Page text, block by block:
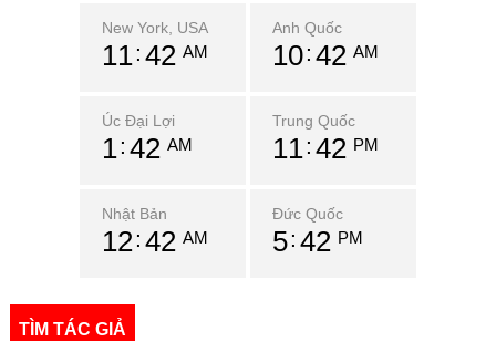
New York, USA
11 42 AM
Anh Quốc
10 42 AM
Úc Đại Lợi
1 42 AM
Trung Quốc
11 42 PM
Nhật Bản
12 42 AM
Đức Quốc
5 42 PM
TÌM TÁC GIẢ